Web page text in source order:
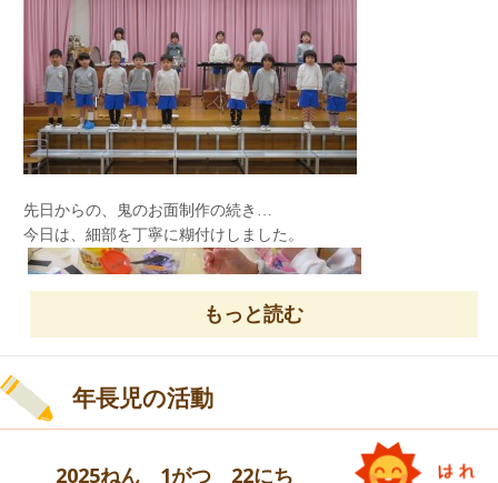
揺れが大きい時は動かず、揺れがおさまったら
窓を開け、カーテンは閉めることを教えてもらい
ました。
窓は、逃げ道を作るように開ける
カーテンは、ガラス片などが部屋の中に
入らないように閉める…ということです。
お友達がいました。
よくお話を聞いていましたね。
先生達は、‘小さな世界’の合奏を披露してくれま
した！
今日は節分遊びをしました。
先日からの、鬼のお面制作の続き…
今日は、細部を丁寧に糊付けしました。
もっと読む
年長児の活動
2025ねん 1がつ 22にち